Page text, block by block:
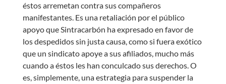
éstos arremetan contra sus compañeros
manifestantes. Es una retaliación por el público
apoyo que Sintracarbón ha expresado en favor de
los despedidos sin justa causa, como si fuera exótico
que un sindicato apoye a sus afiliados, mucho más
cuando a éstos les han conculcado sus derechos. O
es, simplemente, una estrategia para suspender la